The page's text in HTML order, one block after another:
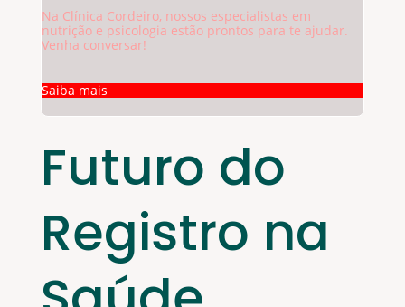
Na Clínica Cordeiro, nossos especialistas em
nutrição e psicologia estão prontos para te ajudar.
Venha conversar!
Saiba mais
Futuro do
Registro na